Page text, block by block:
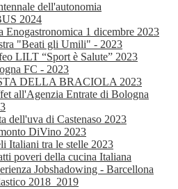
dell'autonomia
2024
Enogastronomica 1 dicembre 2023
"Beati gli Umili" - 2023
LILT “Sport è Salute” 2023
FC - 2023
DELLA BRACIOLA 2023
all'Agenzia Entrate di Bologna
dell'uva di Castenaso 2023
DiVino 2023
Italiani tra le stelle 2023
poveri della cucina Italiana
Jobshadowing - Barcellona
2018_2019